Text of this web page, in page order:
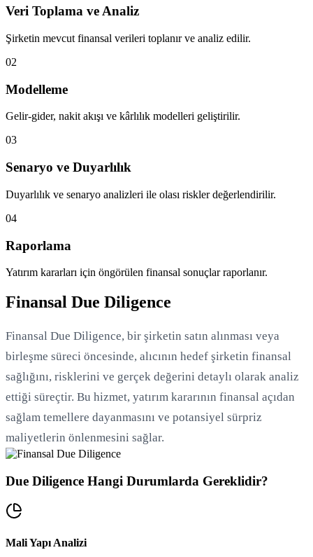
Veri Toplama ve Analiz
Şirketin mevcut finansal verileri toplanır ve analiz edilir.
02
Modelleme
Gelir-gider, nakit akışı ve kârlılık modelleri geliştirilir.
03
Senaryo ve Duyarlılık
Duyarlılık ve senaryo analizleri ile olası riskler değerlendirilir.
04
Raporlama
Yatırım kararları için öngörülen finansal sonuçlar raporlanır.
Finansal Due Diligence
Finansal Due Diligence, bir şirketin satın alınması veya
birleşme süreci öncesinde, alıcının hedef şirketin finansal
sağlığını, risklerini ve gerçek değerini detaylı olarak analiz
ettiği süreçtir. Bu hizmet, yatırım kararının finansal açıdan
sağlam temellere dayanmasını ve potansiyel sürpriz
maliyetlerin önlenmesini sağlar.
Due Diligence Hangi Durumlarda Gereklidir?
Mali Yapı Analizi